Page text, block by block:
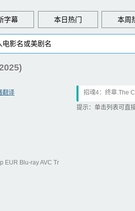
字幕 本日热门 本周
翻译
EUR Blu-ray AVC Tr
招魂4：终章.The
HD 7.1.简英双语
提示：单击列表可直